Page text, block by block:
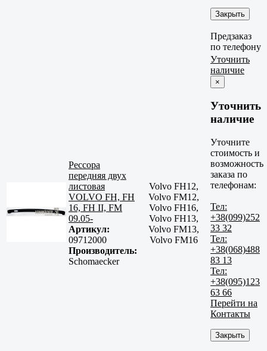
Закрыть
Предзаказ
по телефону
Рессора
передняя двух
листовая
VOLVO FH, FH
16, FH II, FM
09.05-
Артикул:
09712000
Производитель:
Schomaecker
Volvo FH12,
Volvo FM12,
Volvo FH16,
Volvo FH13,
Volvo FM13,
Volvo FM16
Уточнить
наличие
×
Уточнить
наличие
Уточните
стоимость и
возможность
заказа по
телефонам:
Тел:
+38(099)252
33 32
Тел:
+38(068)488
83 13
Тел:
+38(095)123
63 66
Перейти на
Контакты
Закрыть